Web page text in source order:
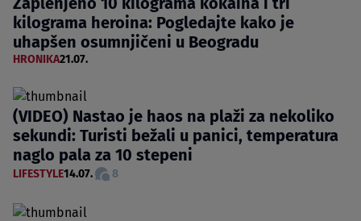
kilograma heroina: Pogledajte kako je
uhapšen osumnjičeni u Beogradu
HRONIKA21.07.
(VIDEO) Nastao je haos na plaži za nekoliko
sekundi: Turisti bežali u panici, temperatura
naglo pala za 10 stepeni
LIFESTYLE14.07. 8